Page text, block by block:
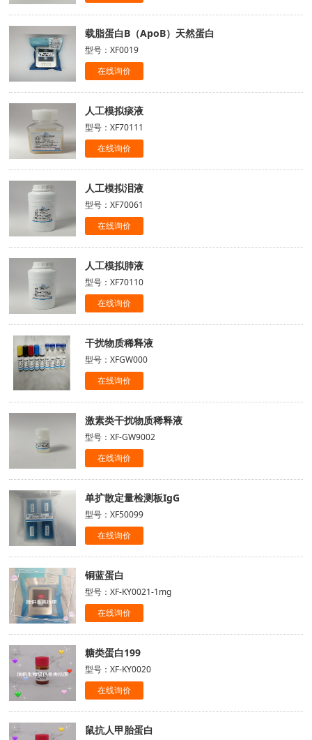
载脂蛋白B（ApoB）天然蛋白
型号：XF0019
在线询价
人工模拟痰液
型号：XF70111
在线询价
人工模拟泪液
型号：XF70061
在线询价
人工模拟肺液
型号：XF70110
在线询价
干扰物质稀释液
型号：XFGW000
在线询价
激素类干扰物质稀释液
型号：XF-GW9002
在线询价
单扩散定量检测板IgG
型号：XF50099
在线询价
铜蓝蛋白
型号：XF-KY0021-1mg
在线询价
糖类蛋白199
型号：XF-KY0020
在线询价
鼠抗人甲胎蛋白